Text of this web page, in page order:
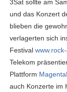
3Sat sollte am
und das Konzert
blieben die
verlagerten sich
Festival
Telekom
Plattform
auch Konzerte im